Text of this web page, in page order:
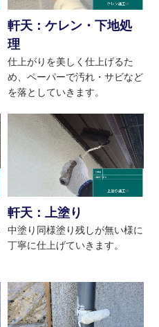
軒天：ケレン・下地処
理
仕上がりを美しく仕上げるた
め、ペーパーで汚れ・サビなど
を落としていきます。
軒天：上塗り
中塗り同様塗り残しが無い様に
丁寧に仕上げていきます。